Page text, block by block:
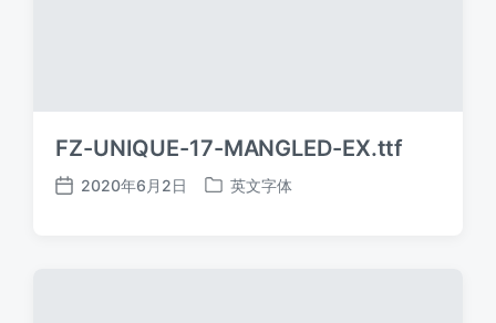
FZ-UNIQUE-17-MANGLED-EX.ttf
发
2020年6月2日
发
英文字体